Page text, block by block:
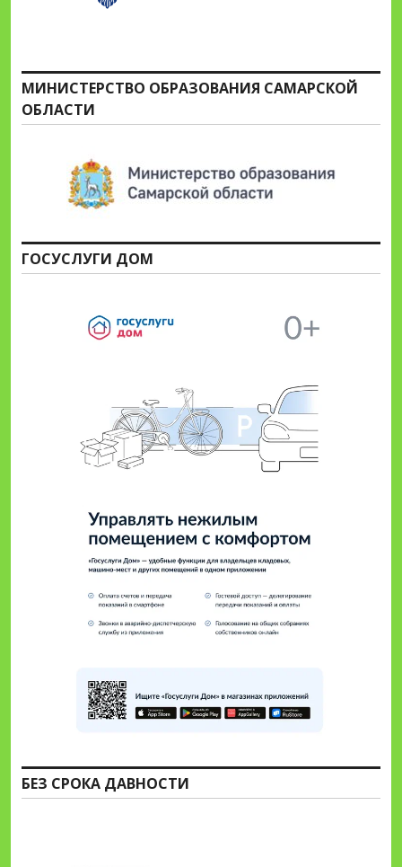
МИНИСТЕРСТВО ОБРАЗОВАНИЯ САМАРСКОЙ
ОБЛАСТИ
ГОСУСЛУГИ ДОМ
БЕЗ СРОКА ДАВНОСТИ